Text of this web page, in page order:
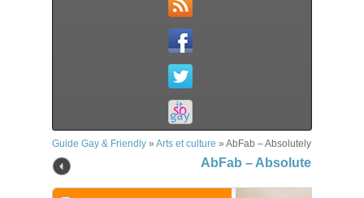
Guide Gay & Friendly » Arts et culture » AbFab – Absolutely Fabulous
AbFab – Absolutely